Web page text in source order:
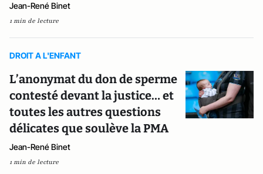
Jean-René Binet
1 min de lecture
DROIT A L'ENFANT
L’anonymat du don de sperme
contesté devant la justice… et
toutes les autres questions
délicates que soulève la PMA
Jean-René Binet
1 min de lecture